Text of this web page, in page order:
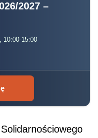
2027 –
10:00-15:00